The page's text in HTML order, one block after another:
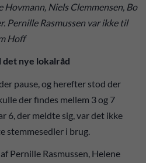
Niels Clemmensen, Bo
Pernille Rasmussen var ikke til
Hoff
nye lokalråd
pause, og herefter stod der
der findes mellem 3 og 7
6, der meldte sig, var det ikke
stemmesedler i brug.
Pernille Rasmussen, Helene